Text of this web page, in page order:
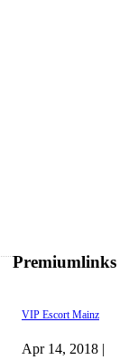
Premiumlinks
VIP Escort Mainz
Apr 14, 2018 |